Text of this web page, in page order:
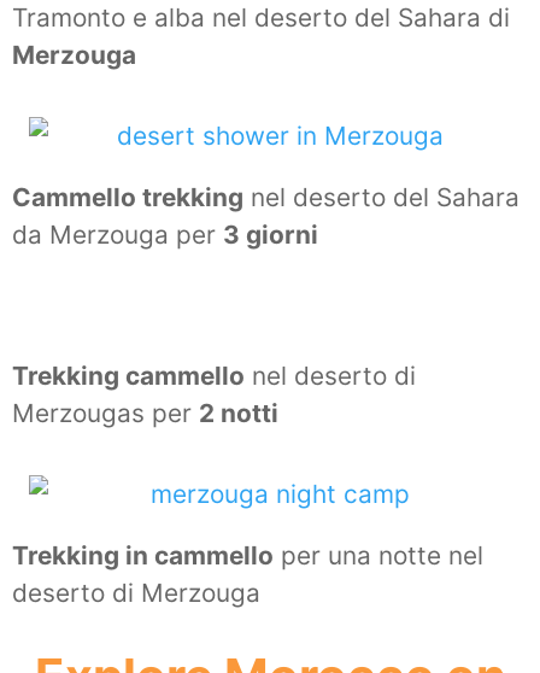
Tramonto e alba nel deserto del Sahara di
Merzouga
Cammello trekking nel deserto del Sahara
da Merzouga per 3 giorni
Trekking cammello nel deserto di
Merzougas per 2 notti
Trekking in cammello per una notte nel
deserto di Merzouga